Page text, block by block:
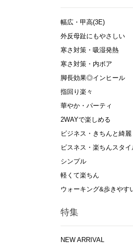
幅広・甲高(3E)
外反母趾にもやさしい
寒さ対策・吸湿発熱
寒さ対策・内ボア
脚長効果◎インヒール
指回り楽々
華やか・パーティ
2WAYで楽しめる
ビジネス・きちんと綺麗
ビスネス・楽ちんスタイ
シンプル
軽くて楽ちん
ウォーキング&歩きやす
特集
NEW ARRIVAL